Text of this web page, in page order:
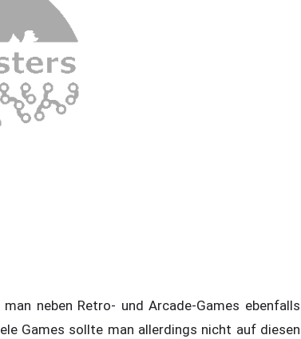
neben Retro- und Arcade-Games ebenfalls
Games sollte man allerdings nicht auf diesen